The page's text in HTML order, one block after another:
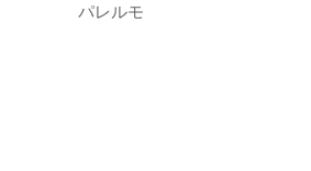
パレルモ